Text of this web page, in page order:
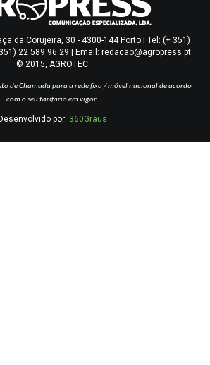
da Corujeira, 30 - 4300-144 Porto | Tel: (+ 351)
22 589 96 29 | Email: redacao@agropress.pt
© 2015, AGROTEC
de Chamada para a rede fixa / móvel nacional de acordo
com o seu tarifário em vigor.
Desenvolvido por: 360Graus